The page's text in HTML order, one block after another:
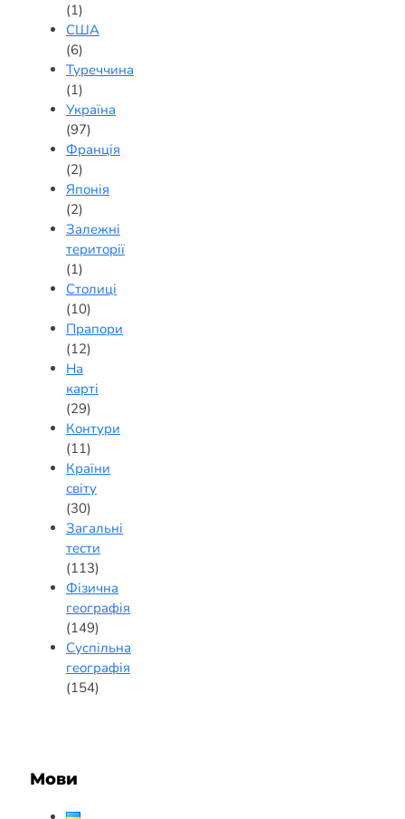
(1)
США
(6)
Туреччина
(1)
Україна
(97)
Франція
(2)
Японія
(2)
Залежні
території
(1)
Столиці
(10)
Прапори
(12)
На
карті
(29)
Контури
(11)
Країни
світу
(30)
Загальні
тести
(113)
Фізична
географія
(149)
Суспільна
географія
(154)
Мови